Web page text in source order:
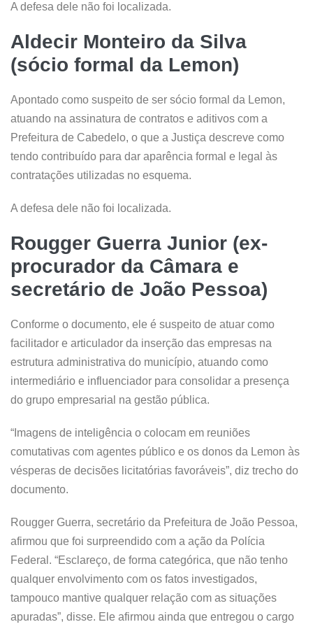
A defesa dele não foi localizada.
Aldecir Monteiro da Silva
(sócio formal da Lemon)
Apontado como suspeito de ser sócio formal da Lemon,
atuando na assinatura de contratos e aditivos com a
Prefeitura de Cabedelo, o que a Justiça descreve como
tendo contribuído para dar aparência formal e legal às
contratações utilizadas no esquema.
A defesa dele não foi localizada.
Rougger Guerra Junior (ex-
procurador da Câmara e
secretário de João Pessoa)
Conforme o documento, ele é suspeito de atuar como
facilitador e articulador da inserção das empresas na
estrutura administrativa do município, atuando como
intermediário e influenciador para consolidar a presença
do grupo empresarial na gestão pública.
“Imagens de inteligência o colocam em reuniões
comutativas com agentes público e os donos da Lemon às
vésperas de decisões licitatórias favoráveis”, diz trecho do
documento.
Rougger Guerra, secretário da Prefeitura de João Pessoa,
afirmou que foi surpreendido com a ação da Polícia
Federal. “Esclareço, de forma categórica, que não tenho
qualquer envolvimento com os fatos investigados,
tampouco mantive qualquer relação com as situações
apuradas”, disse. Ele afirmou ainda que entregou o cargo